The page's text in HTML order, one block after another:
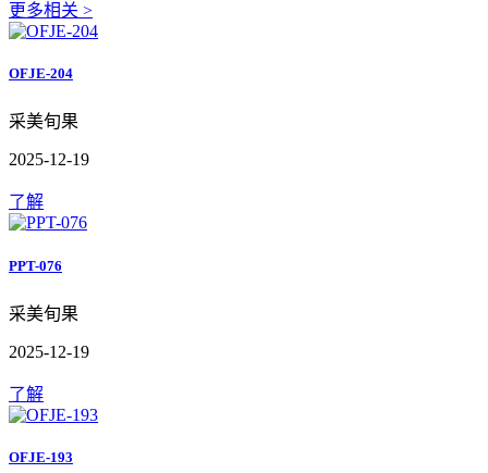
更多相关 >
OFJE-204
采美旬果
2025-12-19
了解
PPT-076
采美旬果
2025-12-19
了解
OFJE-193